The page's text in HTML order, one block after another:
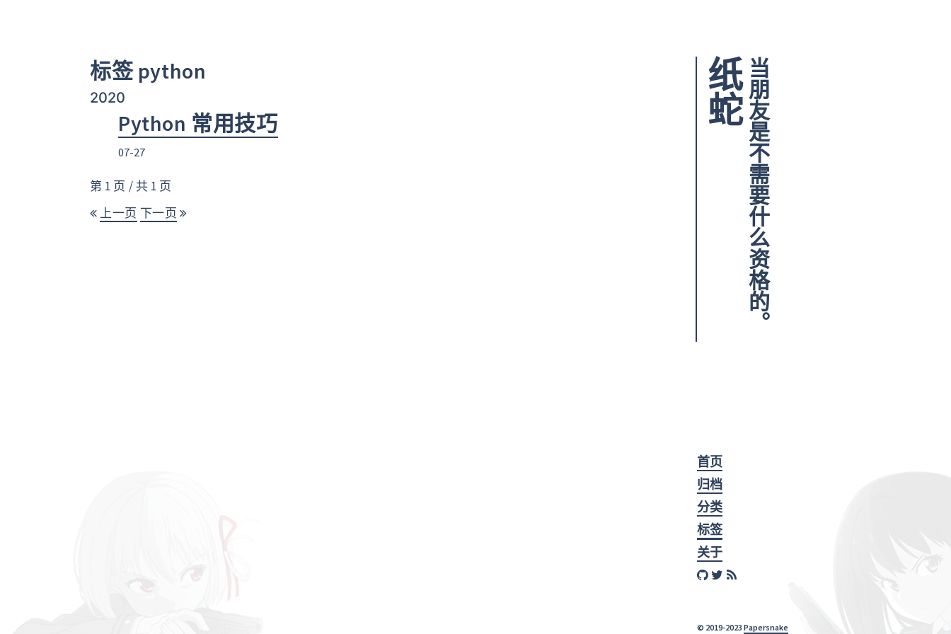
当朋友是不需要什么资格的。
纸蛇
首页
归档
分类
标签
关于
© 2019-2023 Papersnake
标签 python
2020
Python 常用技巧
07-27
第 1 页 / 共 1 页
上一页 下一页